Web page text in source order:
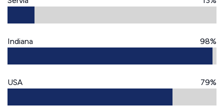
Indiana 98%
USA 79%